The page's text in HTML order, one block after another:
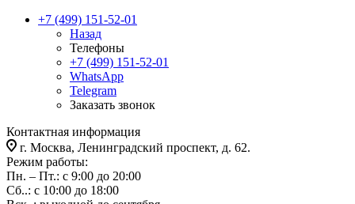
+7 (499) 151-52-01
Назад
Телефоны
+7 (499) 151-52-01
WhatsApp
Telegram
Заказать звонок
Контактная информация
г. Москва, Ленинградский проспект, д. 62.
Режим работы:
Пн. – Пт.: с 9:00 до 20:00
Сб..: с 10:00 до 18:00